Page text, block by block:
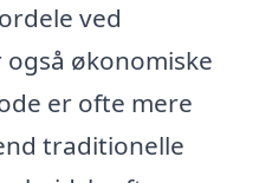
ved
økonomiske
er ofte mere
traditionelle